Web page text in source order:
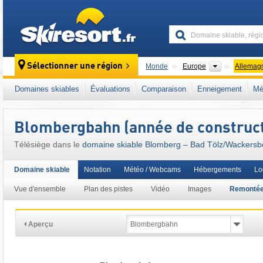
Sélectionner une région Monde Europe Continents
Ce domaine skiable se situe aussi dans :
Bavière du Sud
Alpes nord-orientales
Union européenne
Domaines skiables Évaluations Comparaison Enneigement
Blombergbahn (année de
Télésiège dans le domaine skiable Blomberg – Bad Tölz/​
Domaine skiable
Vue d'ensemble Plan des pistes Vidéo Images
Notation Météo / Webcams Hébergements
Aperçu